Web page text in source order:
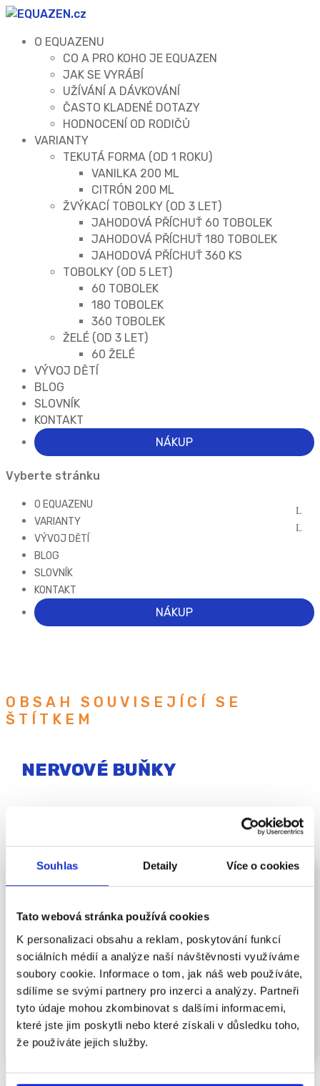
Souhlas Detaily Více o cookies
Tato webová stránka používá cookies
K personalizaci obsahu a reklam, poskytování funkcí
sociálních médií a analýze naší návštěvnosti využíváme
soubory cookie. Informace o tom, jak náš web používáte,
sdílíme se svými partnery pro inzerci a analýzy. Partneři
tyto údaje mohou zkombinovat s dalšími informacemi,
které jste jim poskytli nebo které získali v důsledku toho,
že používáte jejich služby.
O EQUAZENU
CO A PRO KOHO JE EQUAZEN
JAK SE VYRÁBÍ
UŽÍVÁNÍ A DÁVKOVÁNÍ
ČASTO KLADENÉ DOTAZY
HODNOCENÍ OD RODIČŮ
VARIANTY
TEKUTÁ FORMA (OD 1 ROKU)
VANILKA 200 ML
CITRÓN 200 ML
ŽVÝKACÍ TOBOLKY (OD 3 LET)
JAHODOVÁ PŘÍCHUŤ 60 TOBOLEK
JAHODOVÁ PŘÍCHUŤ 180 TOBOLEK
JAHODOVÁ PŘÍCHUŤ 360 KS
TOBOLKY (OD 5 LET)
60 TOBOLEK
180 TOBOLEK
360 TOBOLEK
ŽELÉ (OD 3 LET)
60 ŽELÉ
VÝVOJ DĚTÍ
BLOG
SLOVNÍK
KONTAKT
NÁKUP
Vyberte stránku
O EQUAZENU
VARIANTY
VÝVOJ DĚTÍ
BLOG
SLOVNÍK
KONTAKT
NÁKUP
OBSAH SOUVISEJÍCÍ SE
ŠTÍTKEM
NERVOVÉ BUŇKY
Nervový systém je jedním z nejdůležitějších systémů
lidského těla. Řídí a koordinuje téměř všechny naše tělesné
funkce – od pohybu a smyslového vnímání až po myšlení,
emoce a učení. Funguje jako složitá síť, která umožňuje tělu
reagovat na vnější podněty i řídit vnitřní procesy, aniž
bychom si to uvědomovali.
ČÍST VÍCE